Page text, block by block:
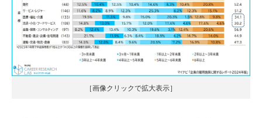
［画像クリックで拡大表示］